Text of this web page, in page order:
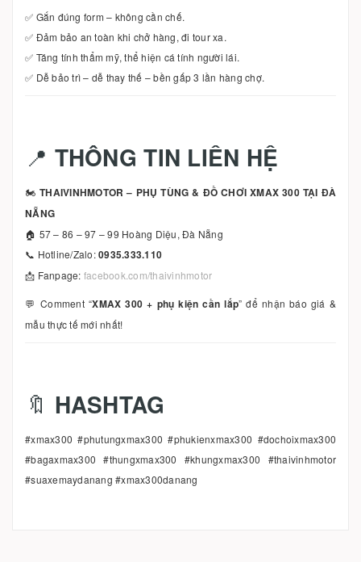
✅ Gắn đúng form – không cần chế.
✅ Đảm bảo an toàn khi chở hàng, đi tour xa.
✅ Tăng tính thẩm mỹ, thể hiện cá tính người lái.
✅ Dễ bảo trì – dễ thay thế – bền gấp 3 lần hàng chợ.
📍 THÔNG TIN LIÊN HỆ
🏍️ THAIVINHMOTOR – PHỤ TÙNG & ĐỒ CHƠI XMAX 300 TẠI ĐÀ
NẴNG
🏠 57 – 86 – 97 – 99 Hoàng Diệu, Đà Nẵng
📞 Hotline/Zalo:0935.333.110
📩 Fanpage: facebook.com/thaivinhmotor
💬 Comment “XMAX 300 + phụ kiện cần lắp” để nhận báo giá &
mẫu thực tế mới nhất!
🔖 HASHTAG
#xmax300 #phutungxmax300 #phukienxmax300 #dochoixmax300
#bagaxmax300 #thungxmax300 #khungxmax300 #thaivinhmotor
#suaxemaydanang #xmax300danang